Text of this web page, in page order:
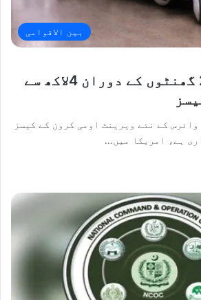
بین الاقوامی
امریکا میں 24 گھنٹوں کے دوران 4لاکھ سے
کے نئے ویرینٹ اومی کرون کے کیسز
ہے، امریکا میں…